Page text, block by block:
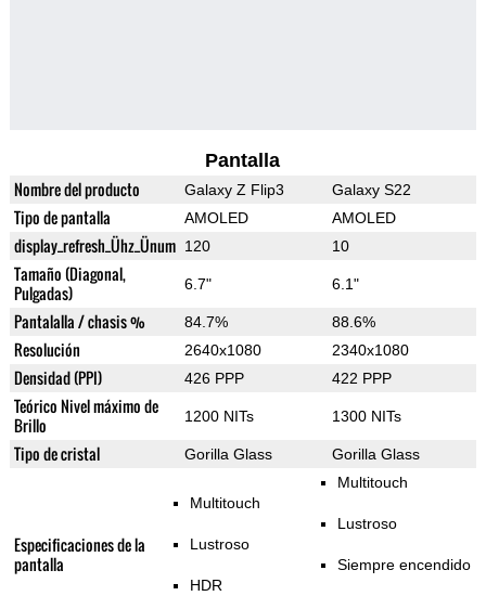
Pantalla
Nombre del producto Galaxy Z Flip3 Galaxy S22
Tipo de pantalla AMOLED AMOLED
display_refresh_Ühz_Ünum 120 10
Tamaño (Diagonal,
Pulgadas)
6.7" 6.1"
Pantalalla / chasis % 84.7% 88.6%
Resolución 2640x1080 2340x1080
Densidad (PPI) 426 PPP 422 PPP
Teórico Nivel máximo de
Brillo
1200 NITs 1300 NITs
Tipo de cristal Gorilla Glass Gorilla Glass
Especificaciones de la
pantalla
Multitouch
Lustroso
HDR
Multitouch
Lustroso
Siempre encendido